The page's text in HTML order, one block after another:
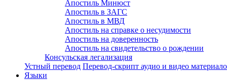
Апостиль Минюст
Апостиль в ЗАГС
Апостиль в МВД
Апостиль на справке о несудимости
Апостиль на доверенность
Апостиль на свидетельство о рождении
Консульская легализация
Устный перевод Перевод-скрипт аудио и видео
Языки